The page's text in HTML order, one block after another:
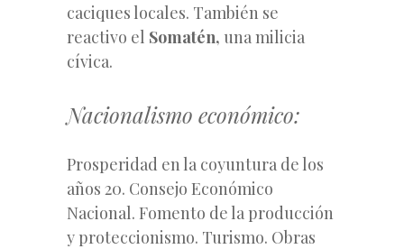
caciques locales. También se
reactivo el Somatén, una milicia
cívica.
Nacionalismo económico:
Prosperidad en la coyuntura de los
años 20. Consejo Económico
Nacional. Fomento de la producción
y proteccionismo. Turismo. Obras